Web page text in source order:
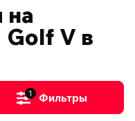
Golf V в
1 Фильтры